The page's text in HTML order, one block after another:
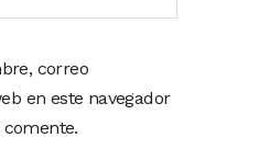
correo
en este navegador